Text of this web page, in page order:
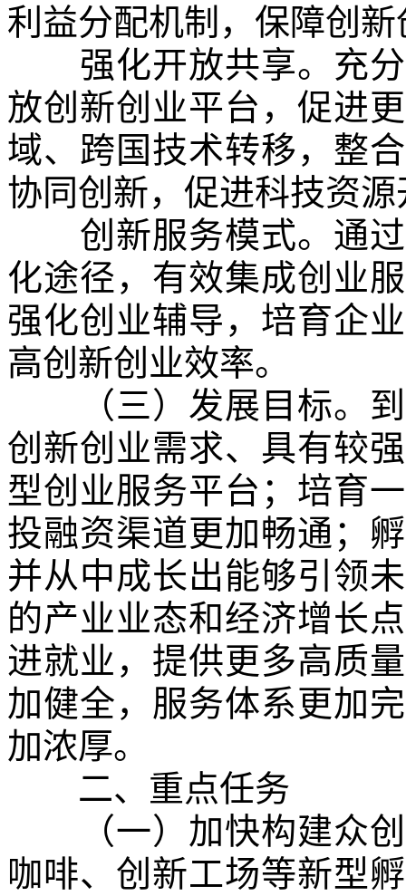
利益分配机制，保障创
强化开放共享。充分
放创新创业平台，促进
域、跨国技术转移，整
协同创新，促进科技资
创新服务模式。通过
化途径，有效集成创业
强化创业辅导，培育企
高创新创业效率。
（三）发展目标。到
创新创业需求、具有较
型创业服务平台；培育
投融资渠道更加畅通；
并从中成长出能够引领
的产业业态和经济增长
进就业，提供更多高质
加健全，服务体系更加
加浓厚。
二、重点任务
（一）加快构建众创
咖啡、创新工场等新型